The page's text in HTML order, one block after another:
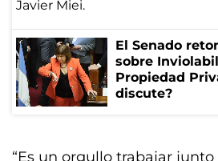
El Senado
sobre
Propiedad
discute?
“Es un orgullo trabajar junto